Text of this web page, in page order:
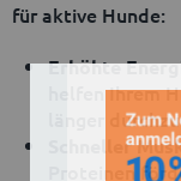
für aktive Hunde:
Erhöhte
helfen Ihrem
länger
Schneller
Proteinen